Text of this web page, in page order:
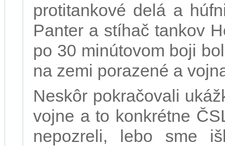
protitankové delá a
Panter a stíhač tankov
po 30 minútovom boji
na zemi porazené a
Neskôr pokračovali
vojne a to konkrétne
nepozreli, lebo sme